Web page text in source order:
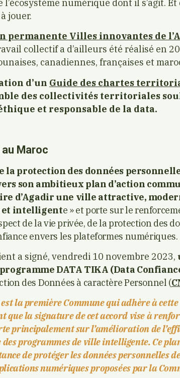
numérique dont il s’agit.
jouer.
permanente Villes innovantes de
collectif a d’ailleurs été réalisé en
canadiennes, françaises et
d’un Guide des chartes
des collectivités territoriales
et responsable de la data.
Maroc
la protection des données
son ambitieux plan d’action
d’Agadir une ville attractive,
et intelligente » et porte sur le
de la vie privée, de la protection des
envers les plateformes numériques.
a signé, vendredi 10 novembre 2023,
DATA TIKA (Data
des Données à caractère Personnel (
est la première Commune qui adhère à
la signature de cet accord vise à
principalement sur l’amélioration de
programmes de ville intelligente. Ce
de protéger les données personnelles
numériques proposées par la